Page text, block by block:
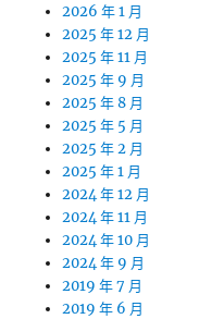
2026 年 1 月
2025 年 12 月
2025 年 11 月
2025 年 9 月
2025 年 8 月
2025 年 5 月
2025 年 2 月
2025 年 1 月
2024 年 12 月
2024 年 11 月
2024 年 10 月
2024 年 9 月
2019 年 7 月
2019 年 6 月